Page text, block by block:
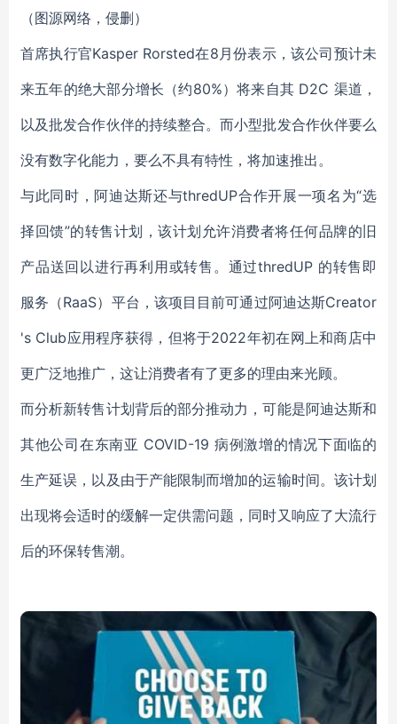
（图源网络，侵删）
首席执行官Kasper Rorsted在8月份表示，该公司预计未
来五年的绝大部分增长（约80%）将来自其 D2C 渠道，
以及批发合作伙伴的持续整合。而小型批发合作伙伴要么
没有数字化能力，要么不具有特性，将加速推出。
与此同时，阿迪达斯还与thredUP合作开展一项名为“选
择回馈”的转售计划，该计划允许消费者将任何品牌的旧
产品送回以进行再利用或转售。通过thredUP 的转售即
服务（RaaS）平台，该项目目前可通过阿迪达斯Creator
's Club应用程序获得，但将于2022年初在网上和商店中
更广泛地推广，这让消费者有了更多的理由来光顾。
而分析新转售计划背后的部分推动力，可能是阿迪达斯和
其他公司在东南亚 COVID-19 病例激增的情况下面临的
生产延误，以及由于产能限制而增加的运输时间。该计划
出现将会适时的缓解一定供需问题，同时又响应了大流行
后的环保转售潮。